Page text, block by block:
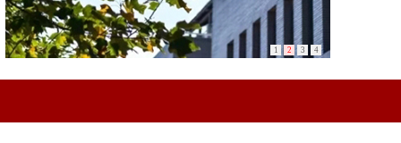
1 2 3 4